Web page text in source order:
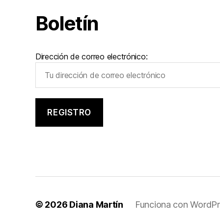
Boletín
Dirección de correo electrónico:
© 2026 Diana Martín Funciona con